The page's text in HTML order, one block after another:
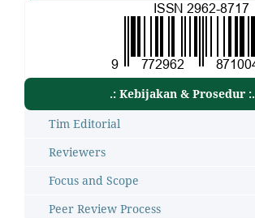
.: Kebijakan & Prosedur :.
Tim Editorial
Reviewers
Focus and Scope
Peer Review Process